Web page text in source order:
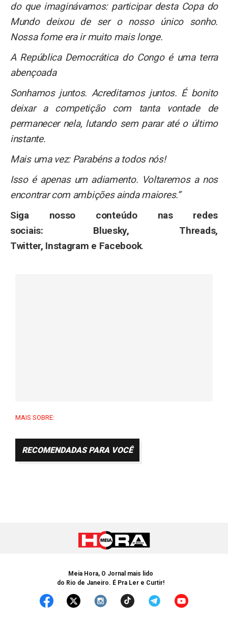
do que imaginávamos: participar desta Copa do
Mundo deixou de ser o nosso único sonho.
Nossa fome era ir muito mais longe.
A República Democrática do Congo é uma terra
abençoada
Sonhamos juntos. Acreditamos juntos. É bonito
deixar a competição com tanta vontade de
permanecer nela, lutando sem parar até o último
instante.
Mais uma vez: Parabéns a todos nós!
Isso é apenas um adiamento. Voltaremos a nos
encontrar com ambições ainda maiores.”
Siga nosso conteúdo nas redes
sociais: Bluesky, Threads,
Twitter, Instagram e Facebook.
MAIS SOBRE:
RECOMENDADAS PARA VOCÊ
Meia Hora, O Jornal mais lido
do Rio de Janeiro. É Pra Ler e Curtir!